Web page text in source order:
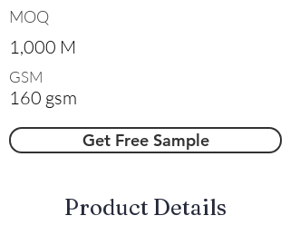
MOQ
1,000 M
GSM
160 gsm
Get Free Sample
​Product Details